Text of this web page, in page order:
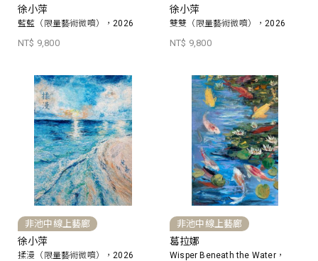
徐小萍
藍藍（限量藝術微噴），2026
NT$ 9,800
徐小萍
雙雙（限量藝術微噴），2026
NT$ 9,800
非池中線上藝廊
徐小萍
揉漫（限量藝術微噴），2026
非池中線上藝廊
葛拉娜
Wisper Beneath the Water，